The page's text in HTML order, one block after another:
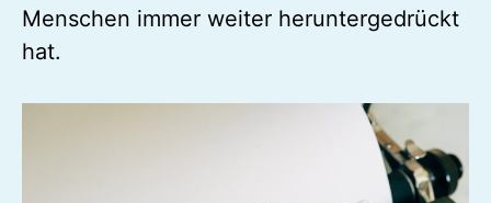
Menschen immer weiter heruntergedrückt
hat.